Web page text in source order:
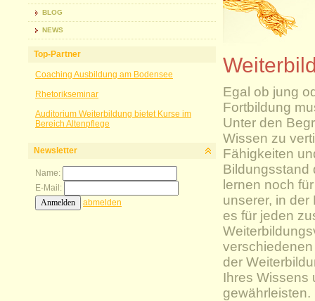
BLOG
NEWS
Top-Partner
Coaching Ausbildung am Bodensee
Rhetorikseminar
Auditorium Weiterbildung bietet Kurse im
Bereich Altenpflege
Newsletter
Name:
E-Mail:
abmelden
Egal ob jung
Fortbildung
Unter den
Wissen zu
Fähigkeiten
Bildungsstand
lernen noch
unserer, in
es für jeden
der
Ihres Wissens